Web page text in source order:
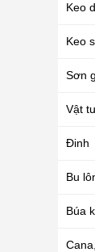
Keo
Keo
Sơn
Vật
Đinh
Bu
Búa